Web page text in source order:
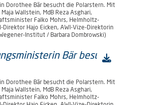
Dorothee Bär besucht die Polarstern. Mit
Wallstein, MdB Reza Asghari,
Falko Mohrs, Helmholtz-
Direktor Hajo Eicken, AWI-Vize-Direktorin
Institut / Barbara Dombrowski)
Dorothee Bär besucht die Polarstern. Mit
Wallstein, MdB Reza Asghari,
Falko Mohrs, Helmholtz-